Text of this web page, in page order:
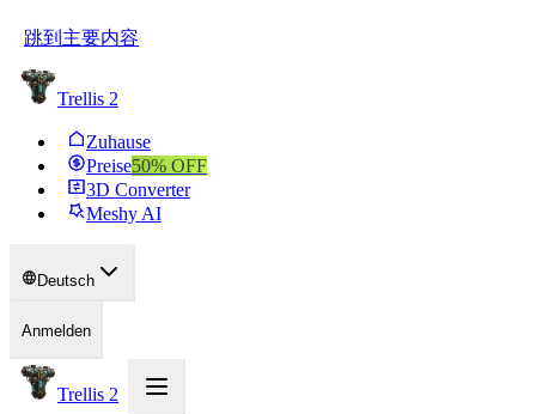
跳到主要内容
Trellis 2
Zuhause
Preise50% OFF
3D Converter
Meshy AI
Deutsch
Anmelden
Trellis 2